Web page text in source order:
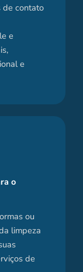
de contato
e
e
o
ou
limpeza
de